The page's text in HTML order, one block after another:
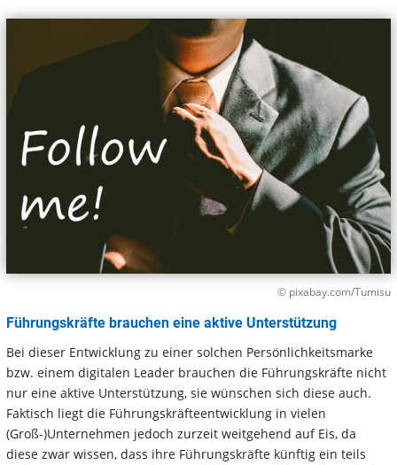
© pixabay.com/Tumisu
Führungskräfte brauchen eine aktive Unterstützung
Bei dieser Entwicklung zu einer solchen Persönlichkeitsmarke
bzw. einem digitalen Leader brauchen die Führungskräfte nicht
nur eine aktive Unterstützung, sie wünschen sich diese auch.
Faktisch liegt die Führungskräfteentwicklung in vielen
(Groß-)Unternehmen jedoch zurzeit weitgehend auf Eis, da
diese zwar wissen, dass ihre Führungskräfte künftig ein teils